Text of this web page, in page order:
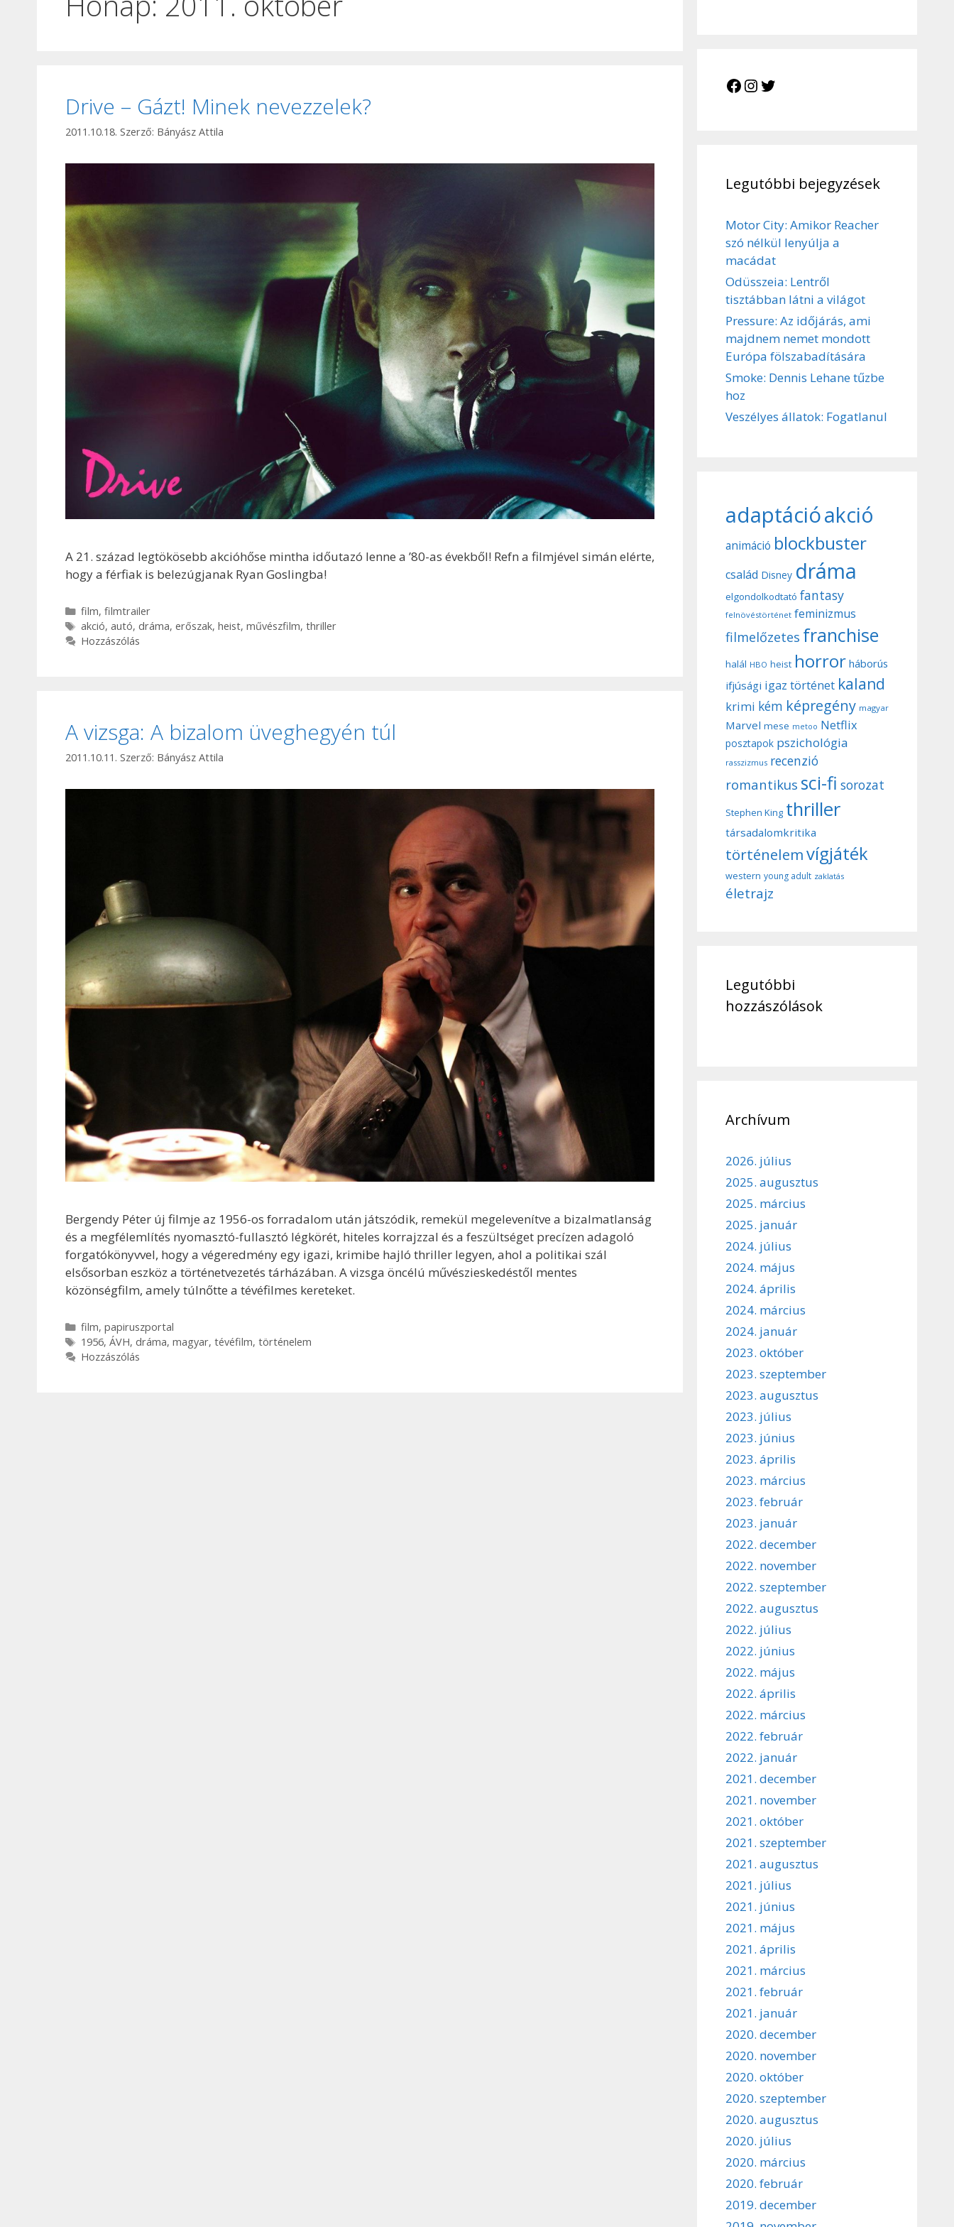
Drive – Gázt! Minek nevezzelek?
2011.10.18. Szerző: Bányász Attila
A 21. század legtökösebb akcióhőse mintha időutazó lenne a ’80-as évekből! Refn a filmjével simán elérte,
hogy a férfiak is belezúgjanak Ryan Goslingba!
Kategória
film, filmtrailer
Címkék
akció, autó, dráma, erőszak, heist, művészfilm, thriller
Hozzászólás
A vizsga: A bizalom üveghegyén túl
2011.10.11. Szerző: Bányász Attila
Bergendy Péter új filmje az 1956-os forradalom után játszódik, remekül megelevenítve a bizalmatlanság
és a megfélemlítés nyomasztó-fullasztó légkörét, hiteles korrajzzal és a feszültséget precízen adagoló
forgatókönyvvel, hogy a végeredmény egy igazi, krimibe hajló thriller legyen, ahol a politikai szál
elsősorban eszköz a történetvezetés tárházában. A vizsga öncélú művészieskedéstől mentes
közönségfilm, amely túlnőtte a tévéfilmes kereteket.
Kategória
film, papiruszportal
Címkék
1956, ÁVH, dráma, magyar, tévéfilm, történelem
Hozzászólás
Facebook
Instagram
Legutóbbi bejegyzések
Motor City: Amikor Reacher
szó nélkül lenyúlja a
macádat
Odüsszeia: Lentről
tisztábban látni a világot
Pressure: Az időjárás, ami
majdnem nemet mondott
Európa fölszabadítására
Smoke: Dennis Lehane tűzbe
hoz
Veszélyes állatok: Fogatlanul
adaptációakció
animáció blockbuster
család Disney dráma
elgondolkodtató fantasy
felnövéstörténet feminizmus
filmelőzetes franchise
halál HBO heist horror háborús
ifjúsági igaz történet kaland
krimi kém képregény magyar
Marvel mese metoo Netflix
posztapok pszichológia
rasszizmus recenzió
romantikus sci-fi sorozat
Stephen King thriller
társadalomkritika
történelemvígjáték
western young adult zaklatás
életrajz
Legutóbbi
hozzászólások
Archívum
2026. július
2025. augusztus
2025. március
2025. január
2024. július
2024. május
2024. április
2024. március
2024. január
2023. október
2023. szeptember
2023. augusztus
2023. július
2023. június
2023. április
2023. március
2023. február
2023. január
2022. december
2022. november
2022. szeptember
2022. augusztus
2022. július
2022. június
2022. május
2022. április
2022. március
2022. február
2022. január
2021. december
2021. november
2021. október
2021. szeptember
2021. augusztus
2021. július
2021. június
2021. május
2021. április
2021. március
2021. február
2021. január
2020. december
2020. november
2020. október
2020. szeptember
2020. augusztus
2020. július
2020. március
2020. február
2019. december